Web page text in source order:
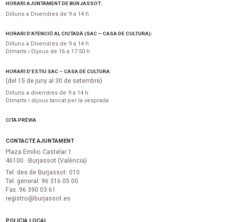
HORARI AJUNTAMENT DE BURJASSOT:
Dilluns a Divendres de 9 a 14 h
HORARI D’ATENCIÓ AL CIUTADÀ (SAC – CASA DE CULTURA):
Dilluns a Divendres de 9 a 14 h
Dimarts i Dijous de 16 a 17:50 h
HORARI D’ESTIU SAC – CASA DE CULTURA
(del 15 de juny al 30 de setembre)
Dilluns a divendres de 9 a 14 h
Dimarts i dijous tancat per la vesprada
CITA PRÈVIA
CONTACTE AJUNTAMENT
Plaza Emilio Castelar 1
46100 · Burjassot (València)
Tel. des de Burjassot: 010
Tel. general: 96 316 05 00
Fax. 96 390 03 61
registro@burjassot.es